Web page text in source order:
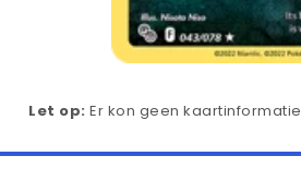
Let op: Er kon geen